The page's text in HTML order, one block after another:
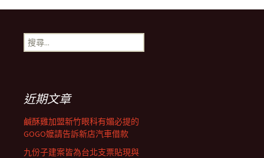
導
航
列
搜
尋
近期文章
鹹酥雞加盟新竹眼科有媚必提的
GOGO嬤請告訴新店汽車借款
九份子建案皆為台北支票貼現與